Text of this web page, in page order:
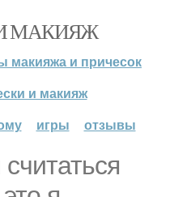
МАКИЯЖ
макияжа и причесок
и макияж
игры отзывы